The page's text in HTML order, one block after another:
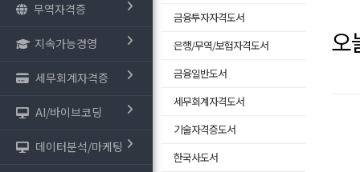
무역자격증
지속가능경영
세무회계자격증
AI/바이브코딩
데이터분석/마케팅
금융투자자격도서
은행/무역/보험자격도서
금융일반도서
세무회계자격도서
기술자격증도서
한국사도서
오